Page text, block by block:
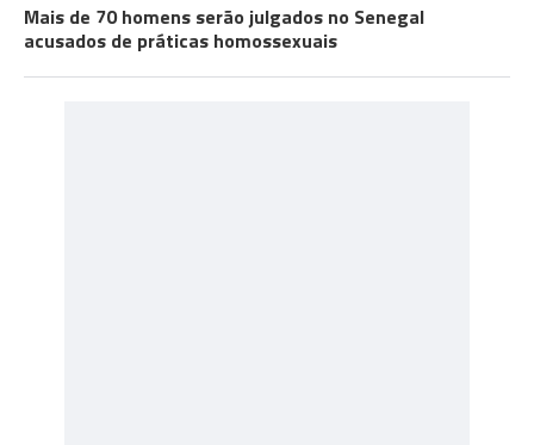
Mais de 70 homens serão julgados no Senegal
acusados de práticas homossexuais